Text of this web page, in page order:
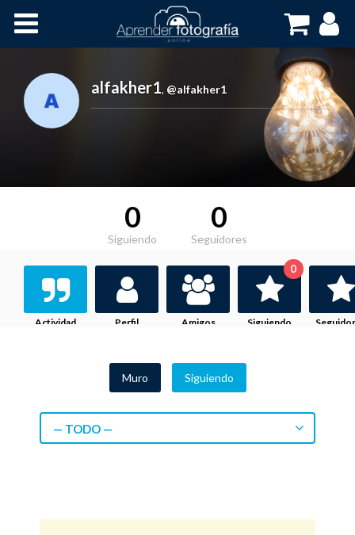
Cursos OnLine
alfakher1, @alfakher1
0
Siguiendo
0
Seguidores
Actividad Perfil Amigos Siguiendo
0
Muro Siguiendo
— TODO —